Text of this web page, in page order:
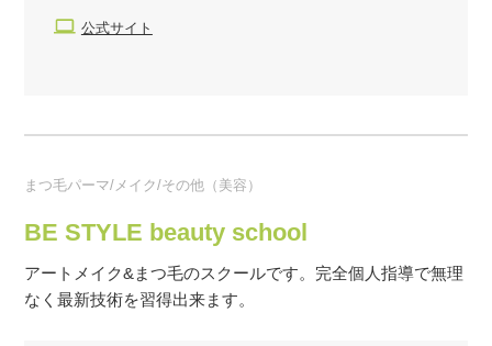
公式サイト
まつ毛パーマ/メイク/その他（美容）
BE STYLE beauty school
アートメイク&まつ毛のスクールです。完全個人指導で無理
なく最新技術を習得出来ます。